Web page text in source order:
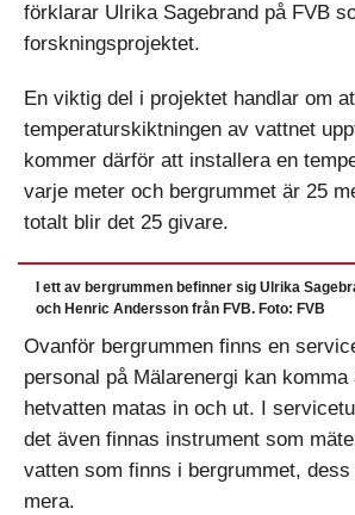
förklarar Ulrika Sagebrand på FVB
forskningsprojektet.
En viktig del i projektet handlar om
temperaturskiktningen av vattnet
kommer därför att installera en
varje meter och bergrummet är 25
totalt blir det 25 givare.
I ett av bergrummen befinner sig Ulrika
och Henric Andersson från FVB. Foto: FVB
Ovanför bergrummen finns en
personal på Mälarenergi kan
hetvatten matas in och ut. I
det även finnas instrument som
vatten som finns i bergrummet,
mera.